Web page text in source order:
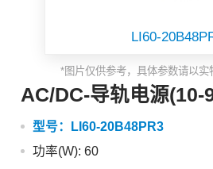
LI60-
*图片仅供参考，具体参数请以
AC/DC-导轨电源(10-
型号：
LI60-20B48PR3
功率(W): 60